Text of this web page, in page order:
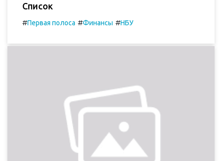
Список
#Первая полоса #Финансы #НБУ